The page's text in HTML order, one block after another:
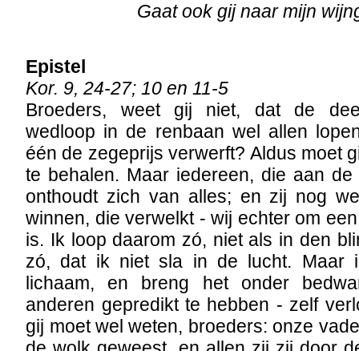
Gaat ook gij naar mijn
Epistel
Kor. 9, 24-27; 10 en 11-5
Broeders, weet gij niet, dat de
wedloop in de renbaan wel allen
één de zegeprijs verwerft? Aldus moet
te behalen. Maar iedereen, die aan de
onthoudt zich van alles; en zij nog
winnen, die verwelkt - wij echter om
is. Ik loop daarom zó, niet als in den
zó, dat ik niet sla in de lucht. Maar
lichaam, en breng het onder
anderen gepredikt te hebben - zelf
gij moet wel weten, broeders: onze